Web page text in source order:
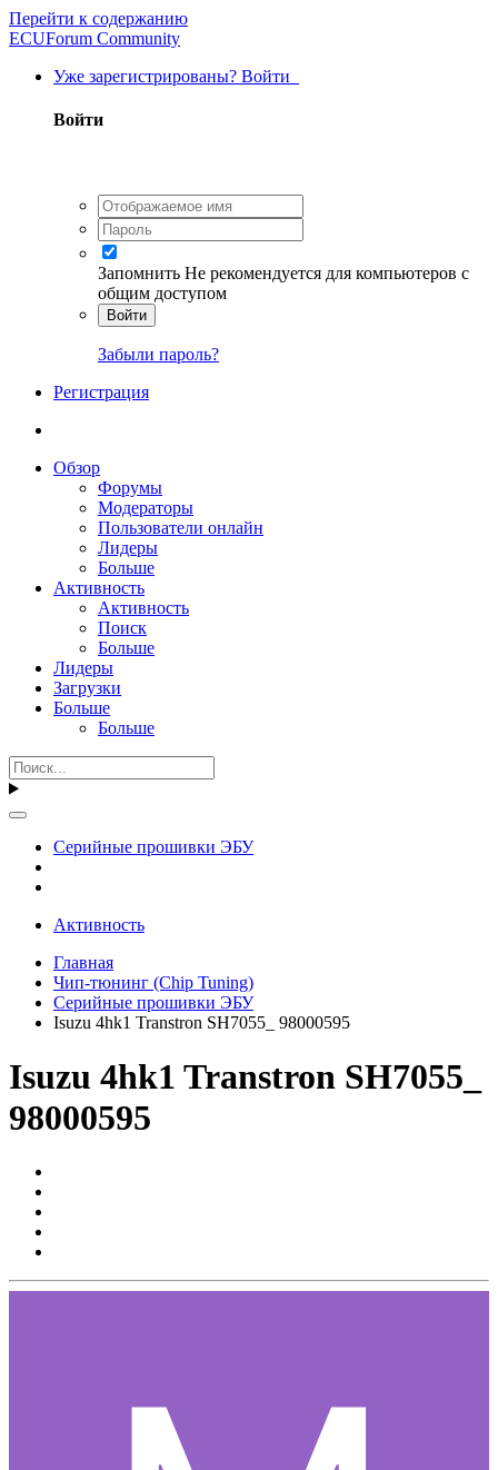
Перейти к содержанию
ECUForum Community
Уже зарегистрированы? Войти
Войти
Запомнить Не рекомендуется для компьютеров с
общим доступом
Войти
Забыли пароль?
Регистрация
Обзор
Форумы
Модераторы
Пользователи онлайн
Лидеры
Больше
Активность
Активность
Поиск
Больше
Лидеры
Загрузки
Больше
Больше
Серийные прошивки ЭБУ
Активность
Главная
Чип-тюнинг (Chip Tuning)
Серийные прошивки ЭБУ
Isuzu 4hk1 Transtron SH7055_ 98000595
Isuzu 4hk1 Transtron SH7055_
98000595